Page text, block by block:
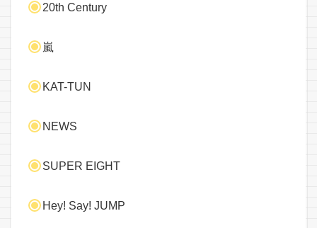
20th Century
嵐
KAT-TUN
NEWS
SUPER EIGHT
Hey! Say! JUMP